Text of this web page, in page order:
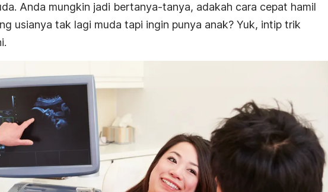
Anda mungkin jadi bertanya-tanya, adakah cara cepat hamil
usianya tak lagi muda tapi ingin punya anak? Yuk, intip trik